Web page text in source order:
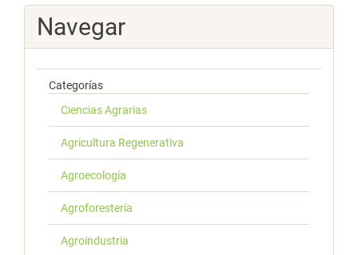
Navegar
Categorías
Ciencias Agrarias
Agricultura Regenerativa
Agroecología
Agroforestería
Agroindustria